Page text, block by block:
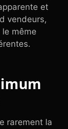
et
vendeurs,
même
rarement la